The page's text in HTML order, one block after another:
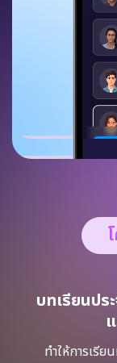
บทเรียนปร
ทำให้การเรี